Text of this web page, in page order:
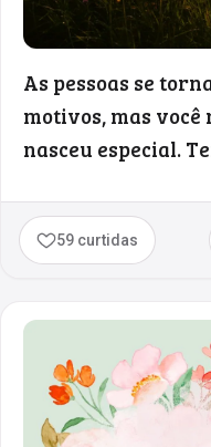
As pessoas se
motivos, mas você
nasceu especial.
59 curtidas